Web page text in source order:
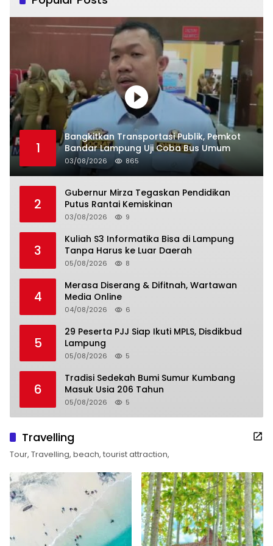
1
Bangkitkan Transportasi Publik, Pemkot
Bandar Lampung Uji Coba Bus Umum
03/08/2026 865
2
Gubernur Mirza Tegaskan Pendidikan
Putus Rantai Kemiskinan
03/08/2026 9
3
Kuliah S3 Informatika Bisa di Lampung
Tanpa Harus ke Luar Daerah
05/08/2026 8
4
Merasa Diserang & Difitnah, Wartawan
Media Online
04/08/2026 6
5
29 Peserta PJJ Siap Ikuti MPLS, Disdikbud
Lampung
05/08/2026 5
6
Tradisi Sedekah Bumi Sumur Kumbang
Masuk Usia 206 Tahun
05/08/2026 5
Travelling
Tour, Travelling, beach, tourist attraction,